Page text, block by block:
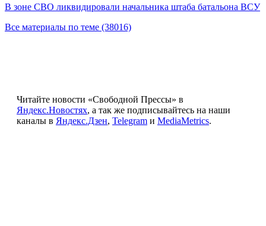
В зоне СВО ликвидировали начальника штаба батальона ВСУ
Все материалы по теме (38016)
Читайте новости «Свободной Прессы» в
Яндекс.Новостях, а так же подписывайтесь на наши
каналы в Яндекс.Дзен, Telegram и MediaMetrics.